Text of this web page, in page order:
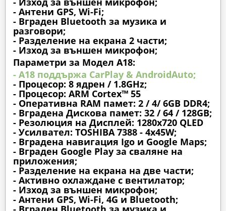
- Антени GPS, Wi-Fi;
- Вграден Bluetooth за музика и
разговори;
- Разделение на екрана 2 части;
- Изход за външен микрофон;
Параметри за Модел A18:
- A18 поддържа CarPlay & AndroidAuto;
- Процесор: 8 ядрен / 1.8GHz;
- Процесор: ARM Cortex™ 55
- Оперативна RAM памет: 2 / 4/ 6GB DDR4;
- Вградена Дискова памет: 32 / 64 / 128GB;
- Резолюция на Дисплей: 1280х720 QLED
- Усилвател: TOSHIBA 7388 - 4x45W;
- Вградена навигация Igo и Google Maps;
- Вграден Google Play за сваляне на
приложения;
- Разделение на екрана на две части;
- Активно охлаждане с вентилатор;
- Изход за външен микрофон;
- Антени GPS, Wi-Fi, 4G и Bluetooth;